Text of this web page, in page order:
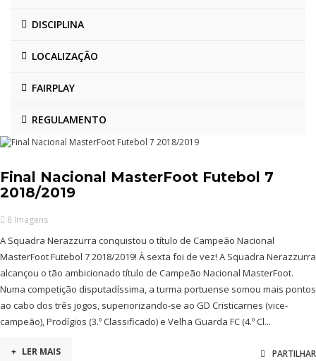
DISCIPLINA
LOCALIZAÇÃO
FAIRPLAY
REGULAMENTO
Final Nacional MasterFoot Futebol 7
2018/2019
8 Imagens
A Squadra Nerazzurra conquistou o título de Campeão Nacional
MasterFoot Futebol 7 2018/2019! À sexta foi de vez! A Squadra Nerazzurra
alcançou o tão ambicionado título de Campeão Nacional MasterFoot.
Numa competição disputadíssima, a turma portuense somou mais pontos
ao cabo dos três jogos, superiorizando-se ao GD Cristicarnes (vice-
campeão), Prodígios (3.º Classificado) e Velha Guarda FC (4.º Cl...
+ LER MAIS PARTILHAR